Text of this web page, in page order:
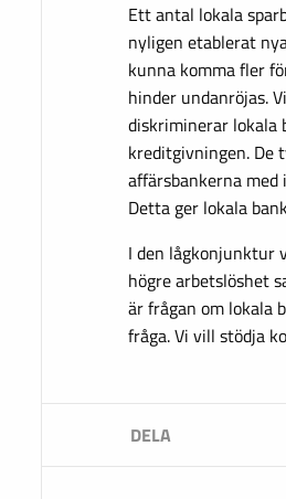
Ett antal lokala
nyligen etablerat
kunna komma fler
hinder undanröjas.
diskriminerar lokala
kreditgivningen. De
affärsbankerna
Detta ger lokala
I den lågkonjunktur
högre arbetslöshet
är frågan om lokala
fråga. Vi vill stödja